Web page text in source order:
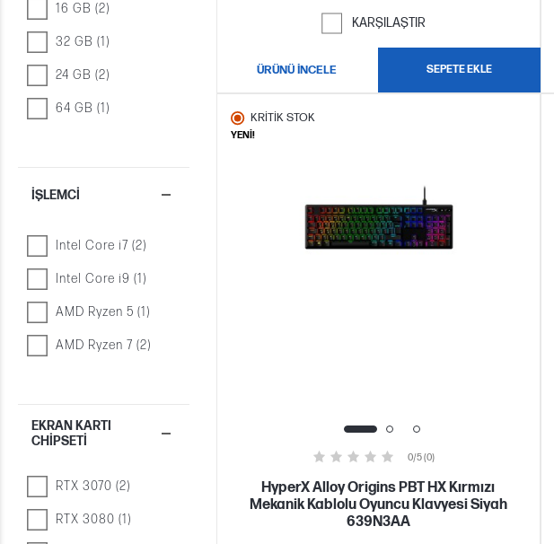
16 GB (2)
32 GB (1)
24 GB (2)
64 GB (1)
İŞLEMCI
Intel Core i7 (2)
Intel Core i9 (1)
AMD Ryzen 5 (1)
AMD Ryzen 7 (2)
EKRAN KARTI
CHIPSETI
RTX 3070 (2)
RTX 3080 (1)
KARŞILAŞTIR
ÜRÜNÜ İNCELE SEPETE EKLE
KRİTİK STOK
YENİ!
0/5 (0)
HyperX Alloy Origins PBT HX Kırmızı
Mekanik Kablolu Oyuncu Klavyesi Siyah
639N3AA